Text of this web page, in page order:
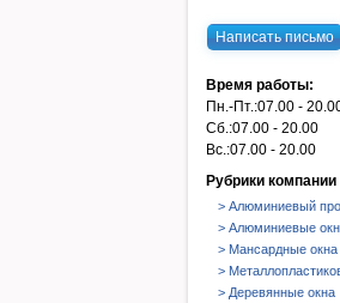
Написать письмо
Время работы:
Пн.-Пт.:07.00 -
Сб.:07.00 - 20.00
Вс.:07.00 - 20.00
Рубрики
> Алюминиевый
> Алюминиевые
> Мансардные окна
>
> Деревянные окна